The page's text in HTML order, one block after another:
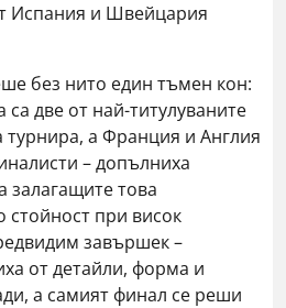
Испания и Швейцария
без нито един тъмен кон:
две от най-титулуваните
турнира, а Франция и Англия
– допълниха
залагащите това
при висок
завършек –
от детайли, форма и
а самият финал се реши